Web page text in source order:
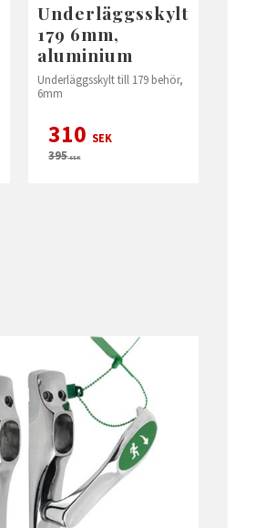
Underläggsskylt
179 6mm,
aluminium
Underläggsskylt till 179 behör,
6mm
310 SEK
395SEK